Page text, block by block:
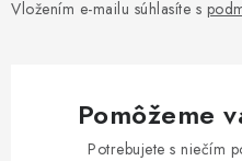
Vložením e-mailu súhlasíte s
Pomôžeme
Potrebujete s niečím